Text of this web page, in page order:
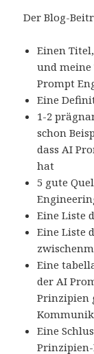
Der Blog-
Einen
und meine
Prompt
Eine
1-2
schon
dass AI
hat
5 gute
Eine Liste
Eine Liste
Eine
der AI
Prinzipien
Eine